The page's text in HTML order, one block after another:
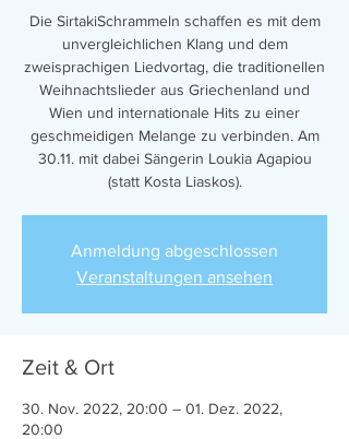
Die SirtakiSchrammeln schaffen es mit dem
unvergleichlichen Klang und dem
zweisprachigen Liedvortag, die traditionellen
Weihnachtslieder aus Griechenland und
Wien und internationale Hits zu einer
geschmeidigen Melange zu verbinden. Am
30.11. mit dabei Sängerin Loukia Agapiou
(statt Kosta Liaskos).
Anmeldung abgeschlossen
Veranstaltungen ansehen
Zeit & Ort
30. Nov. 2022, 20:00 – 01. Dez. 2022,
20:00